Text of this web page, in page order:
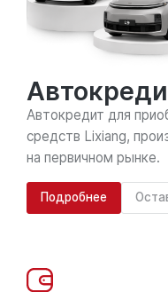
Автокредит для
средств Lixiang,
на первичном рынке.
Подробнее